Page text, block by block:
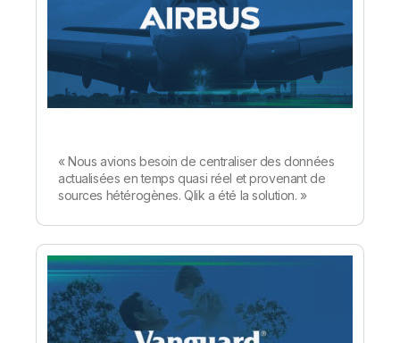
« Nous avions besoin de centraliser des données
actualisées en temps quasi réel et provenant de
sources hétérogènes. Qlik a été la solution. »